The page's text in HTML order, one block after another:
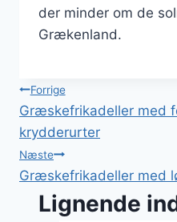
der minder om de
Grækenland.
Forrige
Græskefrikadeller med
krydderurter
Næste
Græskefrikadeller med
Lignende